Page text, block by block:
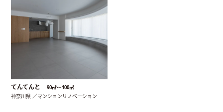
てんてんと 90㎡〜100㎡
神奈川県 ／マンションリノベーション